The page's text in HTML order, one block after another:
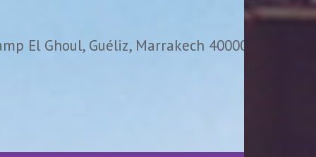
El Ghoul, Guéliz, Marrakech 40000,